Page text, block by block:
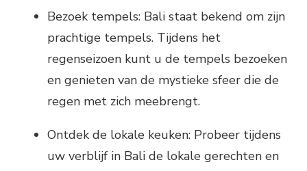
Bezoek tempels: Bali staat bekend om zijn
prachtige tempels. Tijdens het
regenseizoen kunt u de tempels bezoeken
en genieten van de mystieke sfeer die de
regen met zich meebrengt.
Ontdek de lokale keuken: Probeer tijdens
uw verblijf in Bali de lokale gerechten en